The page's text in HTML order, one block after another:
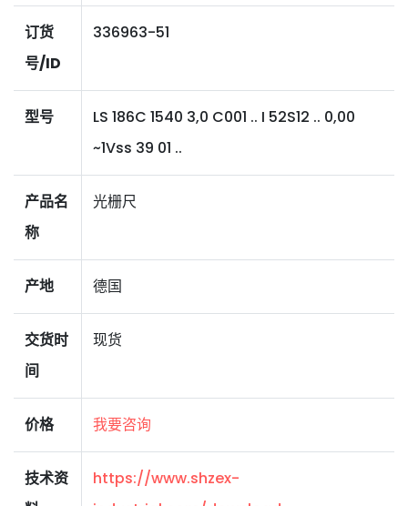
订货
号/ID
336963-51
型号
LS 186C 1540 3,0 C001 .. I 52S12 .. 0,00
~1Vss 39 01 ..
产品名
称
光栅尺
产地 德国
交货时
间
现货
价格 我要咨询
技术资
https://www.shzex-